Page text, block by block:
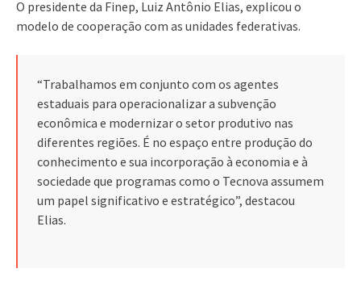
O presidente da Finep, Luiz Antônio Elias, explicou o
modelo de cooperação com as unidades federativas.
“Trabalhamos em conjunto com os agentes
estaduais para operacionalizar a subvenção
econômica e modernizar o setor produtivo nas
diferentes regiões. É no espaço entre produção do
conhecimento e sua incorporação à economia e à
sociedade que programas como o Tecnova assumem
um papel significativo e estratégico”, destacou
Elias.